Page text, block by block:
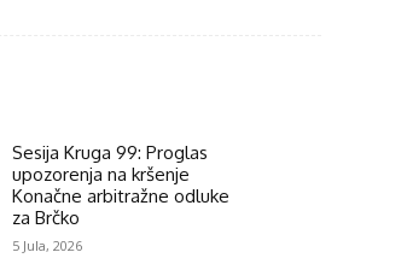
Sesija Kruga 99: Proglas
upozorenja na kršenje
Konačne arbitražne odluke
za Brčko
5 Jula, 2026